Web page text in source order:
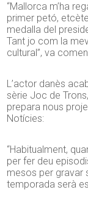
“Mallorca m’ha
primer petó,
medalla del
Tant jo com la
cultural”, va
L’actor danès
sèrie Joc de
prepara nous
Notícies:
“Habitualment,
per fer deu
mesos per gravar
temporada serà